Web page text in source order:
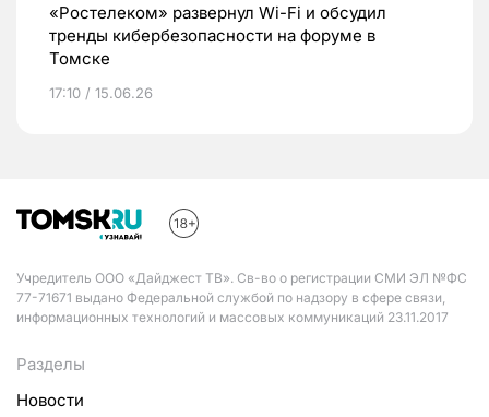
«Ростелеком» развернул Wi-Fi и обсудил
тренды кибербезопасности на форуме в
Томске
17:10 / 15.06.26
Учредитель ООО «Дайджест ТВ». Св-во о регистрации СМИ ЭЛ №ФС
77-71671 выдано Федеральной службой по надзору в сфере связи,
информационных технологий и массовых коммуникаций 23.11.2017
Разделы
Новости